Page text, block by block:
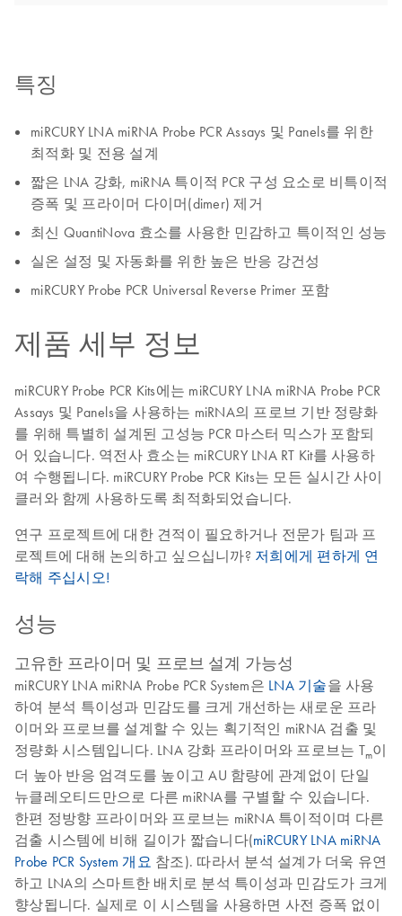
특징
miRCURY LNA miRNA Probe PCR Assays 및 Panels를 위한
최적화 및 전용 설계
짧은 LNA 강화, miRNA 특이적 PCR 구성 요소로 비특이적
증폭 및 프라이머 다이머(dimer) 제거
최신 QuantiNova 효소를 사용한 민감하고 특이적인 성능
실온 설정 및 자동화를 위한 높은 반응 강건성
miRCURY Probe PCR Universal Reverse Primer 포함
제품 세부 정보
miRCURY Probe PCR Kits에는 miRCURY LNA miRNA Probe PCR
Assays 및 Panels을 사용하는 miRNA의 프로브 기반 정량화
를 위해 특별히 설계된 고성능 PCR 마스터 믹스가 포함되
어 있습니다. 역전사 효소는 miRCURY LNA RT Kit를 사용하
여 수행됩니다. miRCURY Probe PCR Kits는 모든 실시간 사이
클러와 함께 사용하도록 최적화되었습니다.
연구 프로젝트에 대한 견적이 필요하거나 전문가 팀과 프
로젝트에 대해 논의하고 싶으십니까? 저희에게 편하게 연
락해 주십시오!
성능
고유한 프라이머 및 프로브 설계 가능성
miRCURY LNA miRNA Probe PCR System은 LNA 기술을 사용
하여 분석 특이성과 민감도를 크게 개선하는 새로운 프라
이머와 프로브를 설계할 수 있는 획기적인 miRNA 검출 및
정량화 시스템입니다. LNA 강화 프라이머와 프로브는 Tm이
더 높아 반응 엄격도를 높이고 AU 함량에 관계없이 단일
뉴클레오티드만으로 다른 miRNA를 구별할 수 있습니다.
한편 정방향 프라이머와 프로브는 miRNA 특이적이며 다른
검출 시스템에 비해 길이가 짧습니다(miRCURY LNA miRNA
Probe PCR System 개요 참조). 따라서 분석 설계가 더욱 유연
하고 LNA의 스마트한 배치로 분석 특이성과 민감도가 크게
향상됩니다. 실제로 이 시스템을 사용하면 사전 증폭 없이